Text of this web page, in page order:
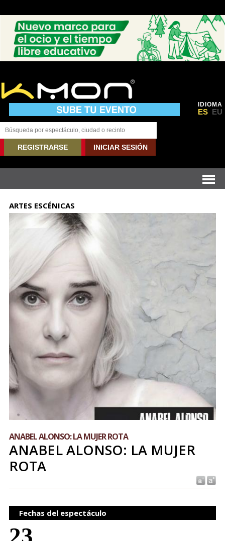
IDIOMA
ES EU
REGISTRARSE INICIAR SESIÓN
ARTES ESCÉNICAS
ANABEL ALONSO: LA MUJER ROTA
ANABEL ALONSO: LA MUJER
ROTA
Fechas del espectáculo